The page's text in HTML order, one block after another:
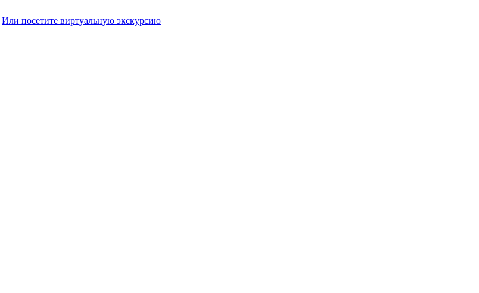
Или посетите виртуальную экскурсию